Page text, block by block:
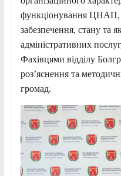
функціонування ЦНАП,
забезпечення, стану та
адміністративних
Фахівцями відділу
роз’яснення та
громад.